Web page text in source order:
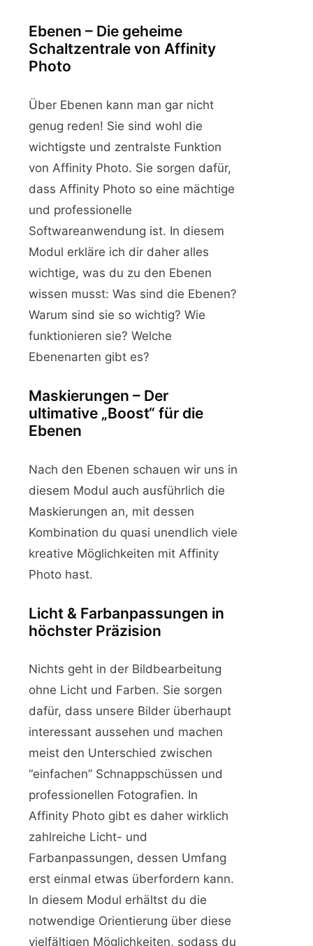
Ebenen – Die geheime
Schaltzentrale von Affinity
Photo
Über Ebenen kann man gar nicht
genug reden! Sie sind wohl die
wichtigste und zentralste Funktion
von Affinity Photo. Sie sorgen dafür,
dass Affinity Photo so eine mächtige
und professionelle
Softwareanwendung ist. In diesem
Modul erkläre ich dir daher alles
wichtige, was du zu den Ebenen
wissen musst: Was sind die Ebenen?
Warum sind sie so wichtig? Wie
funktionieren sie? Welche
Ebenenarten gibt es?
Maskierungen – Der
ultimative „Boost“ für die
Ebenen
Nach den Ebenen schauen wir uns in
diesem Modul auch ausführlich die
Maskierungen an, mit dessen
Kombination du quasi unendlich viele
kreative Möglichkeiten mit Affinity
Photo hast.
Licht & Farbanpassungen in
höchster Präzision
Nichts geht in der Bildbearbeitung
ohne Licht und Farben. Sie sorgen
dafür, dass unsere Bilder überhaupt
interessant aussehen und machen
meist den Unterschied zwischen
“einfachen” Schnappschüssen und
professionellen Fotografien. In
Affinity Photo gibt es daher wirklich
zahlreiche Licht- und
Farbanpassungen, dessen Umfang
erst einmal etwas überfordern kann.
In diesem Modul erhältst du die
notwendige Orientierung über diese
vielfältigen Möglichkeiten, sodass du